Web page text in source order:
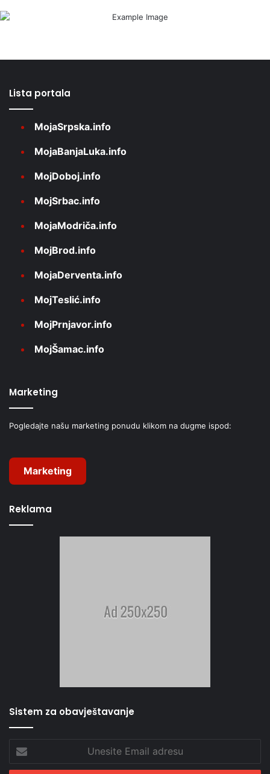
Lista portala
MojaSrpska.info
MojaBanjaLuka.info
MojDoboj.info
MojSrbac.info
MojaModriča.info
MojBrod.info
MojaDerventa.info
MojTeslić.info
MojPrnjavor.info
MojŠamac.info
Marketing
Pogledajte našu marketing ponudu klikom na dugme ispod:
Marketing
Reklama
Sistem za obavještavanje
Email
adresu